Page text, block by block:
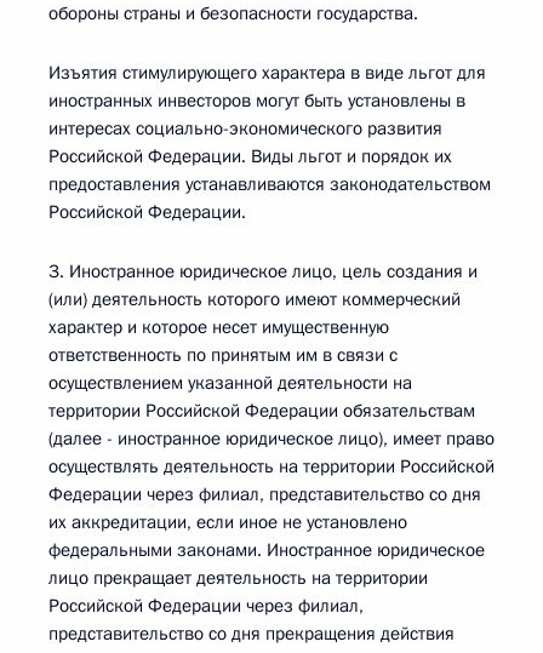
обороны страны и безопасности государства.
Изъятия стимулирующего характера в виде льгот для
иностранных инвесторов могут быть установлены в
интересах социально-экономического развития
Российской Федерации. Виды льгот и порядок их
предоставления устанавливаются законодательством
Российской Федерации.
3. Иностранное юридическое лицо, цель создания и
(или) деятельность которого имеют коммерческий
характер и которое несет имущественную
ответственность по принятым им в связи с
осуществлением указанной деятельности на
территории Российской Федерации обязательствам
(далее - иностранное юридическое лицо), имеет право
осуществлять деятельность на территории Российской
Федерации через филиал, представительство со дня
их аккредитации, если иное не установлено
федеральными законами. Иностранное юридическое
лицо прекращает деятельность на территории
Российской Федерации через филиал,
представительство со дня прекращения действия